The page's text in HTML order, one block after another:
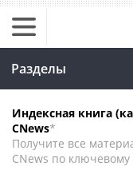
Разделы
Индексная книга
CNews*
Получите все
CNews по ключевому